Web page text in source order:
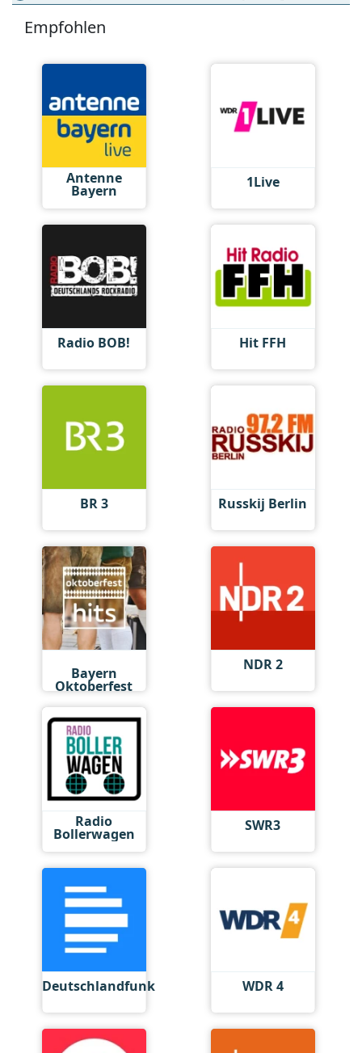
Empfohlen
Antenne
Bayern 1Live
Radio BOB! Hit FFH
BR 3 Russkij Berlin
Bayern
Oktoberfest
NDR 2
Radio
Bollerwagen SWR3
Deutschlandfunk WDR 4